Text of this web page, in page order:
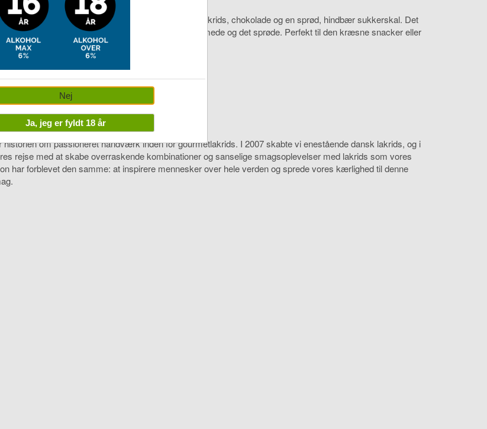
og hindbær i én sprød, rød fristelse
Raspberry kombinerer den dybe smag af blød lakrids, chokolade og en sprød, hindbær sukkerskal. Det
lakridsoplevelse, hvor det frugtige møder det cremede og det sprøde. Perfekt til den kræsne snacker eller
wow-effekt.
- vores lakrids er lavet af rismel
historien om passioneret håndværk inden for gourmetlakrids. I 2007 skabte vi enestående dansk lakrids, og i
rejse med at skabe overraskende kombinationer og sanselige smagsoplevelser med lakrids som vores
har forblevet den samme: at inspirere mennesker over hele verden og sprede vores kærlighed til denne
Nej
Ja, jeg er fyldt 18 år